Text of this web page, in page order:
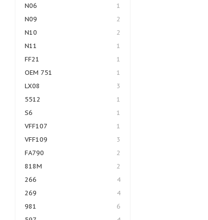
N06
1
N09
2
N10
2
N11
1
FF21
1
OEM 751
1
LX08
3
5512
1
S6
1
VFF107
1
VFF109
3
FA790
2
818M
2
266
4
269
4
981
6